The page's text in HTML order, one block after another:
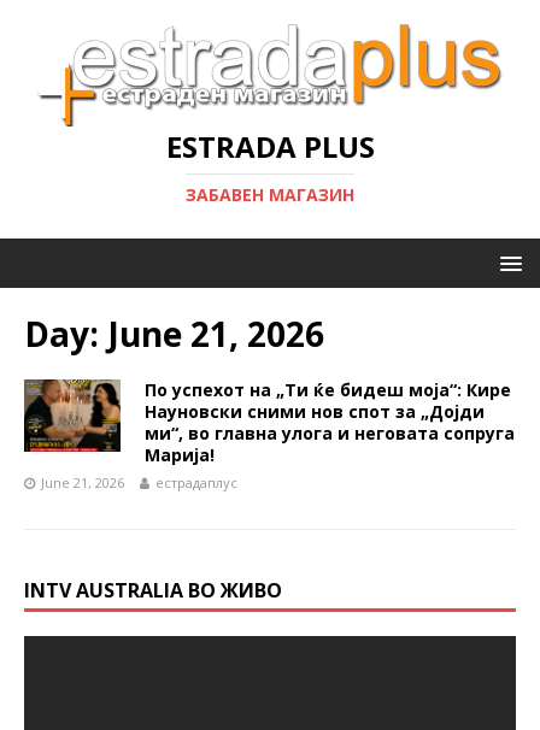
ESTRADA PLUS
ЗАБАВЕН МАГАЗИН
Day: June 21, 2026
По успехот на „Ти ќе бидеш моја“: Кире
Науновски сними нов спот за „Дојди
ми“, во главна улога и неговата сопруга
Марија!
June 21, 2026 естрадаплус
INTV AUSTRALIA ВО ЖИВО